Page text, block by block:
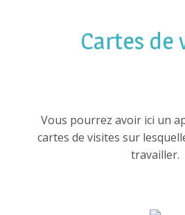
Cartes de
Vous pourrez avoir ici un
cartes de visites sur
travailler.